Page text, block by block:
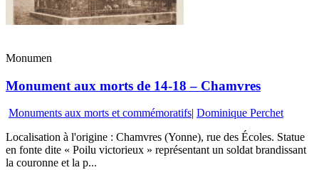
Monumen
Monument aux morts de 14-18 – Chamvres
Monuments aux morts et commémoratifs| Dominique Perchet
Localisation à l'origine : Chamvres (Yonne), rue des Écoles. Statue
en fonte dite « Poilu victorieux » représentant un soldat brandissant
la couronne et la p...